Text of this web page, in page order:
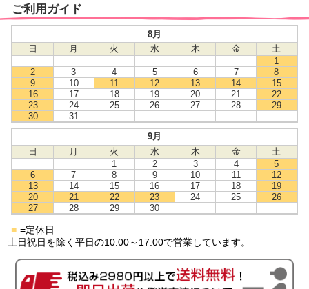
ご利用ガイド
8月
日
月 火 水 木 金
土
1
2
3 4 5 6 7
8
9
10 11 12 13 14
15
16
17 18 19 20 21
22
23
24 25 26 27 28
29
30
31
9月
日
月 火 水 木 金
土
1
2 3 4
5
6
7 8 9 10 11
12
13
14 15 16 17 18
19
20
21 22 23 24 25
26
27
28 29 30
■ =定休日
土日祝日を除く平日の10:00～17:00で営業しています。